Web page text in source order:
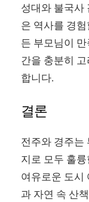
성대와 불국사
은 역사를 경
든 부모님이 만
간을 충분히
합니다.
결론
전주와 경주는
지로 모두 훌
여유로운 도시
과 자연 속 산